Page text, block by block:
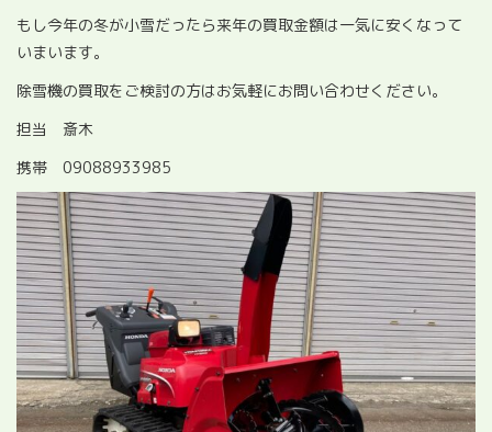
もし今年の冬が小雪だったら来年の買取金額は一気に安くなって
いまいます。
除雪機の買取をご検討の方はお気軽にお問い合わせください。
担当 斎木
携帯 09088933985